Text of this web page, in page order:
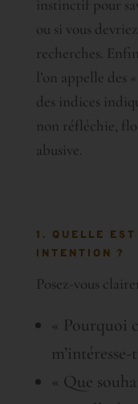
instinctif pour
ou si vous
recherches.
l’on appelle des
des indices
non réfléchie,
abusive.
1. QUELLE
INTENTION ?
Posez-vous
« Pourquoi
« Que